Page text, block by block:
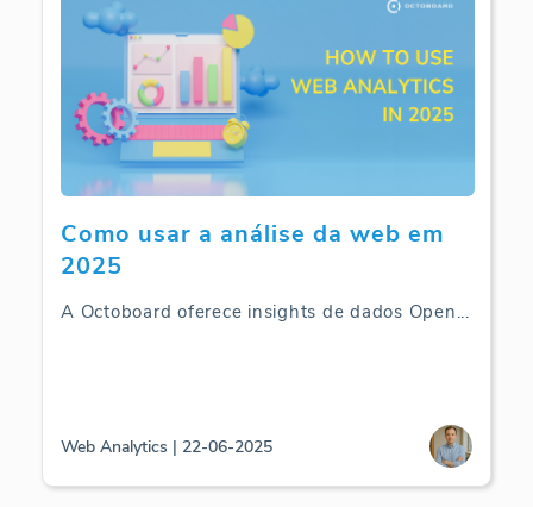
Como usar a análise da web em
2025
A Octoboard oferece insights de dados Open...
Web Analytics | 22-06-2025